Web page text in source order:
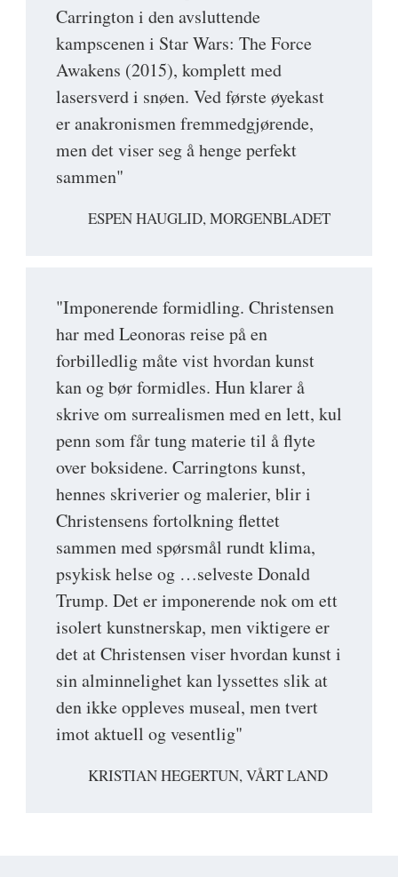
Carrington i den avsluttende
kampscenen i Star Wars: The Force
Awakens (2015), komplett med
lasersverd i snøen. Ved første øyekast
er anakronismen fremmedgjørende,
men det viser seg å henge perfekt
sammen"
ESPEN HAUGLID, MORGENBLADET
"Imponerende formidling. Christensen
har med Leonoras reise på en
forbilledlig måte vist hvordan kunst
kan og bør formidles. Hun klarer å
skrive om surrealismen med en lett, kul
penn som får tung materie til å flyte
over boksidene. Carringtons kunst,
hennes skriverier og malerier, blir i
Christensens fortolkning flettet
sammen med spørsmål rundt klima,
psykisk helse og …selveste Donald
Trump. Det er imponerende nok om ett
isolert kunstnerskap, men viktigere er
det at Christensen viser hvordan kunst i
sin alminnelighet kan lys­settes slik at
den ikke oppleves ­museal, men tvert
imot ­aktuell og vesentlig"
KRISTIAN HEGERTUN, VÅRT LAND